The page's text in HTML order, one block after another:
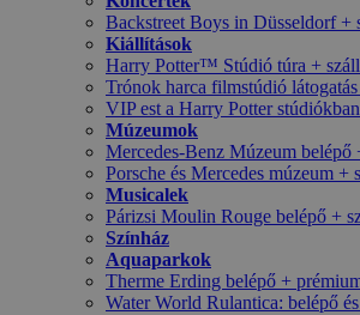
Backstreet Boys in Düsseldorf +
Kiállítások
Harry Potter™ Stúdió túra +
Trónok harca filmstúdió
VIP est a Harry Potter
Múzeumok
Mercedes-Benz Múzeum belépő
Porsche és Mercedes múzeum +
Musicalek
Párizsi Moulin Rouge belépő +
Színház
Aquaparkok
Therme Erding belépő +
Water World Rulantica: belépő